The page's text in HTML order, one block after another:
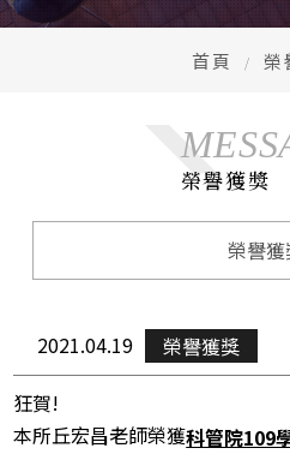
首頁 榮
榮譽獲獎
榮譽
演講與活動
2021.04.19
榮譽獲獎
狂賀!
本所丘宏昌老師榮獲科管院109